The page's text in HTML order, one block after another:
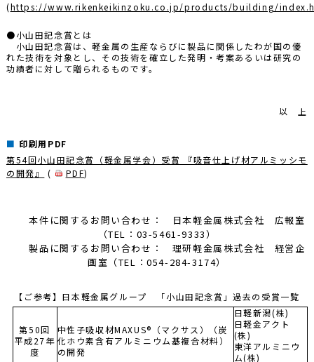
(https://www.rikenkeikinzoku.co.jp/products/building/
●小山田記念賞とは
小山田記念賞は、軽金属の生産ならびに製品に関係したわが国の優
れた技術を対象とし、その技術を確立した発明・考案あるいは研究の
功績者に対して贈られるものです。
以 上
印刷用PDF
第54回小山田記念賞（軽金属学会）受賞 『吸音仕上げ材アルミッシモ
の開発』
( PDF)
本件に関するお問い合わせ： 日本軽金属株式会社 広報室
（TEL：03-5461-9333）
製品に関するお問い合わせ： 理研軽金属株式会社 経営企
画室（TEL：054-284-3174）
【ご参考】日本軽金属グループ 「小山田記念賞」過去の受賞一覧
第50回
平成27年
度
中性子吸収材MAXUS®（マクサス）（炭
化ホウ素含有アルミニウム基複合材料）
の開発
日軽新潟(株)
日軽金アクト
(株)
東洋アルミニウ
ム(株)